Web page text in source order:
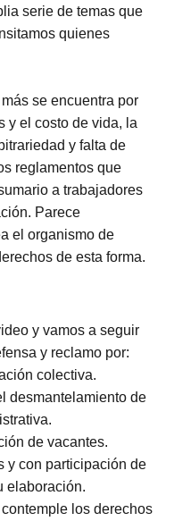
serie de temas que
quienes
se encuentra por
y el costo de vida, la
y falta de
reglamentos que
a trabajadores
Parece
el organismo de
de esta forma.
y vamos a seguir
y reclamo por:
colectiva.
desmantelamiento de
de vacantes.
y con participación de
elaboración.
los derechos